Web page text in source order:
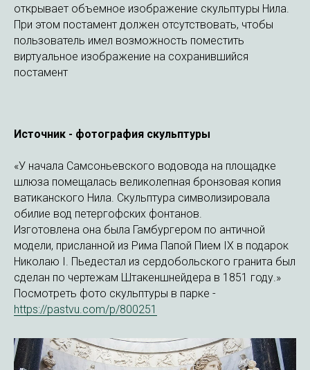
открывает объемное изображение скульптуры Нила.
При этом постамент должен отсутствовать, чтобы
пользователь имел возможность поместить
виртуальное изображение на сохранившийся
постамент
Источник - фотография скульптуры
«У начала Самсоньевского водовода на площадке
шлюза помещалась великолепная бронзовая копия
ватиканского Нила. Скульптура символизировала
обилие вод петергофских фонтанов.
Изготовлена она была Гамбургером по античной
модели, присланной из Рима Папой Пием IX в подарок
Николаю I. Пьедестал из сердобольского гранита был
сделан по чертежам Штакеншнейдера в 1851 году.»
Посмотреть фото скульптуры в парке -
https://pastvu.com/p/800251